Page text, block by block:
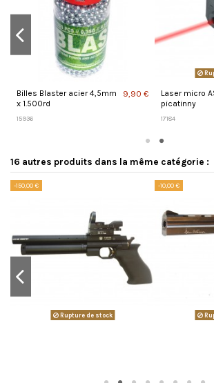
Billes Blaster acier 4,5mm
x 1.500rd
15936
9,90 €
Laser micro
picatinny
17184
16 autres produits dans la même catégorie :
-150,00 €
Rupture de stock
-10,00 €